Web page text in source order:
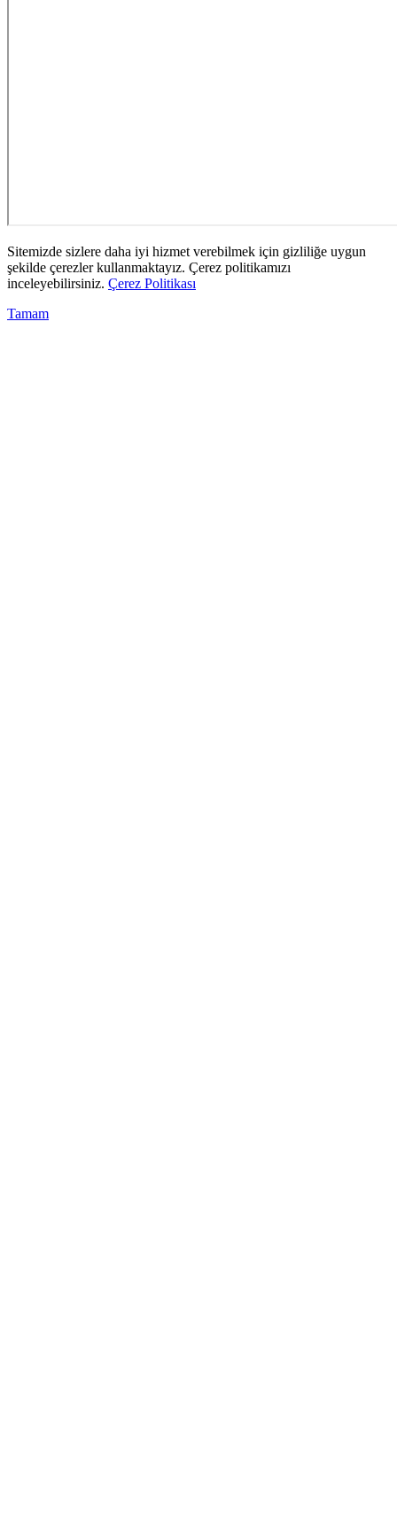
Sitemizde sizlere daha iyi hizmet verebilmek için gizliliğe uygun
şekilde çerezler kullanmaktayız. Çerez politikamızı
inceleyebilirsiniz. Çerez Politikası
Tamam